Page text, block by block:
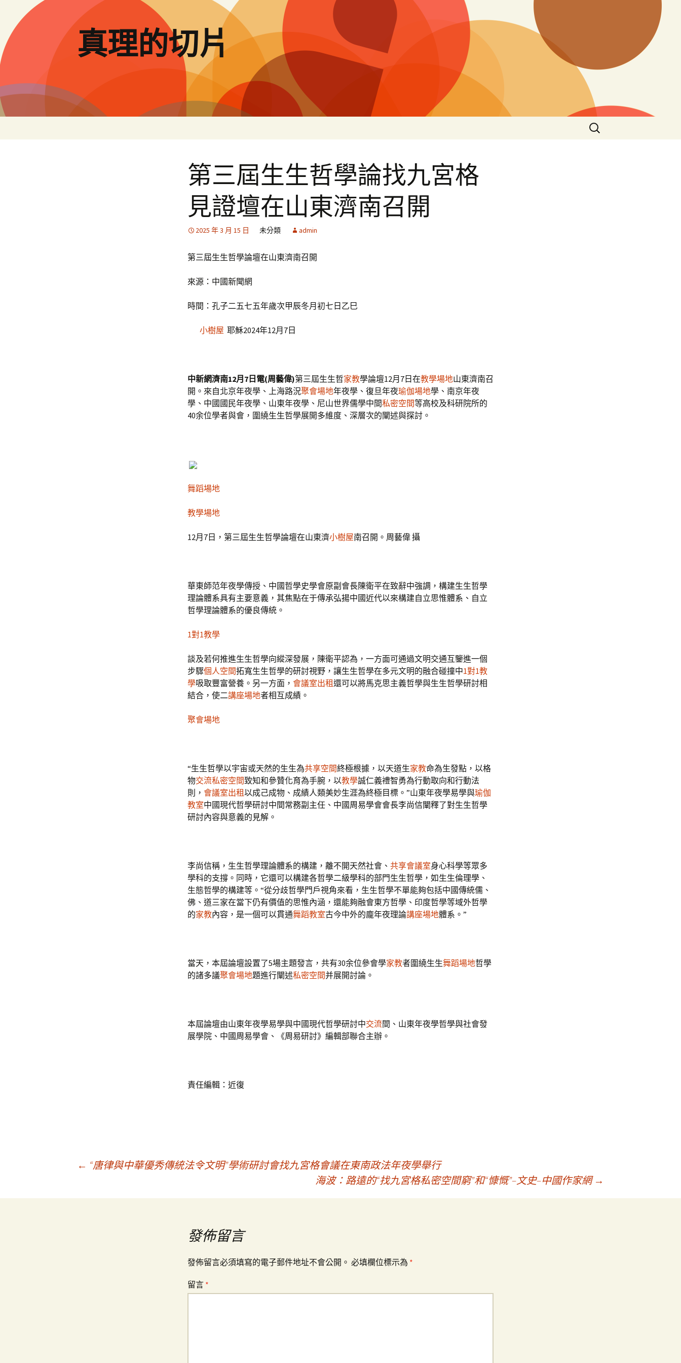
要
內
容
真理的切片
搜
尋
第三屆生生哲學論找九宮格
見證壇在山東濟南召開
2025 年 3 月 15 日 未分類 admin
第三屆生生哲學論壇在山東濟南召開
來源：中國新聞網
時間：孔子二五七五年歲次甲辰冬月初七日乙巳
小樹屋 耶穌2024年12月7日
中新網濟南12月7日電(周藝偉)第三屆生生哲家教學論壇12月7日在教學場地山東濟南召
開。來自北京年夜學、上海路況聚會場地年夜學、復旦年夜瑜伽場地學、南京年夜
學、中國國民年夜學、山東年夜學、尼山世界儒學中間私密空間等高校及科研院所的
40余位學者與會，圍繞生生哲學展開多維度、深層次的闡述與探討。
舞蹈場地
教學場地
12月7日，第三屆生生哲學論壇在山東濟小樹屋南召開。周藝偉 攝
華東師范年夜學傳授、中國哲學史學會原副會長陳衛平在致辭中強調，構建生生哲學
理論體系具有主要意義，其焦點在于傳承弘揚中國近代以來構建自立思惟體系、自立
哲學理論體系的優良傳統。
1對1教學
談及若何推進生生哲學向縱深發展，陳衛平認為，一方面可通過文明交通互鑒進一個
步驟個人空間拓寬生生哲學的研討視野，讓生生哲學在多元文明的融合碰撞中1對1教
學吸取豐富營養。另一方面， 會議室出租還可以將馬克思主義哲學與生生哲學研討相
結合，使二講座場地者相互成績。
聚會場地
“生生哲學以宇宙或天然的生生為共享空間終極根據，以天道生家教命為生發點，以格
物交流私密空間致知和參贊化育為手腕，以教學誠仁義禮智勇為行動取向和行動法
則， 會議室出租以成己成物、成績人類美妙生涯為終極目標。”山東年夜學易學與瑜伽
教室中國現代哲學研討中間常務副主任、中國周易學會會長李尚信闡釋了對生生哲學
研討內容與意義的見解。
李尚信稱，生生哲學理論體系的構建，離不開天然社會、 共享會議室身心科學等眾多
學科的支撐。同時，它還可以構建各哲學二級學科的部門生生哲學，如生生倫理學、
生態哲學的構建等。“從分歧哲學門戶視角來看，生生哲學不單能夠包括中國傳統儒、
佛、道三家在當下仍有價值的思惟內涵，還能夠融會東方哲學、印度哲學等域外哲學
的家教內容，是一個可以貫通舞蹈教室古今中外的龐年夜理論講座場地體系。”
當天，本屆論壇設置了5場主題發言，共有30余位參會學家教者圍繞生生舞蹈場地哲學
的諸多議聚會場地題進行闡述私密空間并展開討論。
本屆論壇由山東年夜學易學與中國現代哲學研討中交流間、山東年夜學哲學與社會發
展學院、中國周易學會、《周易研討》編輯部聯合主辦。
責任編輯：近復
章
← “唐律與中華優秀傳統法令文明”學術研討會找九宮格會議在東南政法年夜學舉行
海波：路遠的“找九宮格私密空間窮”和“慷慨”–文史–中國作家網 →
發佈留言
發佈留言必須填寫的電子郵件地址不會公開。 必填欄位標示為 *
留言 *